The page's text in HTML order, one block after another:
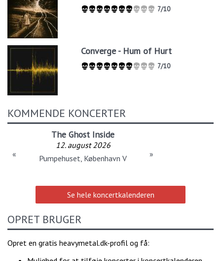
7/10
Converge - Hum of Hurt
7/10
KOMMENDE KONCERTER
The Ghost Inside
12. august 2026
Pumpehuset, København V
« »
Se hele koncertkalenderen
OPRET BRUGER
Opret en gratis heavymetal.dk-profil og få: